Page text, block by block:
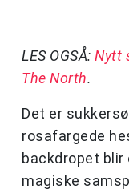
LES OGSÅ: Nytt
The North.
Det er
rosafargede
backdropet
magiske